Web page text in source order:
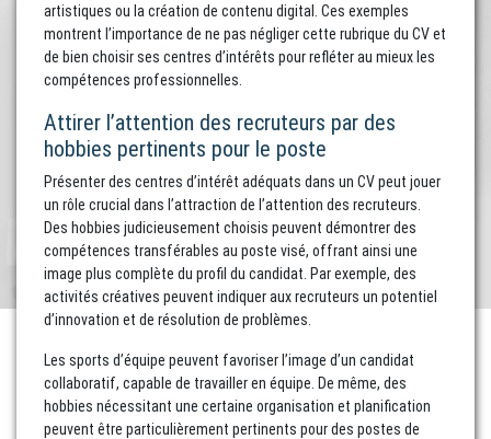
artistiques ou la création de contenu digital. Ces exemples
montrent l’importance de ne pas négliger cette rubrique du CV et
de bien choisir ses centres d’intérêts pour refléter au mieux les
compétences professionnelles.
Attirer l’attention des recruteurs par des
hobbies pertinents pour le poste
Présenter des centres d’intérêt adéquats dans un CV peut jouer
un rôle crucial dans l’attraction de l’attention des recruteurs.
Des hobbies judicieusement choisis peuvent démontrer des
compétences transférables au poste visé, offrant ainsi une
image plus complète du profil du candidat. Par exemple, des
activités créatives peuvent indiquer aux recruteurs un potentiel
d’innovation et de résolution de problèmes.
Les sports d’équipe peuvent favoriser l’image d’un candidat
collaboratif, capable de travailler en équipe. De même, des
hobbies nécessitant une certaine organisation et planification
peuvent être particulièrement pertinents pour des postes de